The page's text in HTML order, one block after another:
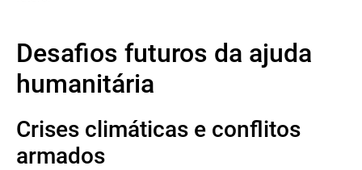
Desafios futuros da ajuda
humanitária
Crises climáticas e conflitos
armados